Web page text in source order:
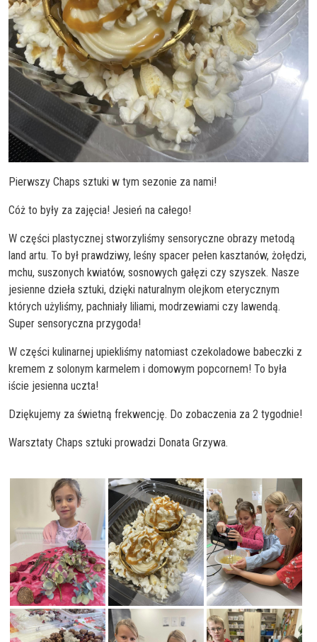
Pierwszy Chaps sztuki w tym sezonie za nami!
Cóż to były za zajęcia! Jesień na całego!
W części plastycznej stworzyliśmy sensoryczne obrazy metodą
land artu. To był prawdziwy, leśny spacer pełen kasztanów, żołędzi,
mchu, suszonych kwiatów, sosnowych gałęzi czy szyszek. Nasze
jesienne dzieła sztuki, dzięki naturalnym olejkom eterycznym
których użyliśmy, pachniały liliami, modrzewiami czy lawendą.
Super sensoryczna przygoda!
W części kulinarnej upiekliśmy natomiast czekoladowe babeczki z
kremem z solonym karmelem i domowym popcornem! To była
iście jesienna uczta!
Dziękujemy za świetną frekwencję. Do zobaczenia za 2 tygodnie!
Warsztaty Chaps sztuki prowadzi Donata Grzywa.